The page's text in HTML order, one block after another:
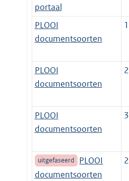
portaal
PLOOI
documentsoorten
1
PLOOI
documentsoorten
2
PLOOI
documentsoorten
3
uitgefaseerd
PLOOI
documentsoorten
2